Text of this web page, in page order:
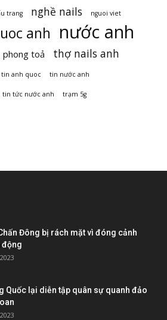
trang nghề nails nguoi viet
anh nước anh
phong toả
thợ nails anh
tin anh quoc tin nước anh
tin tức nước anh trạm 5g
Đông bị rách mặt vì đóng cảnh
động
Quốc lại diễn tập quân sự quanh đảo